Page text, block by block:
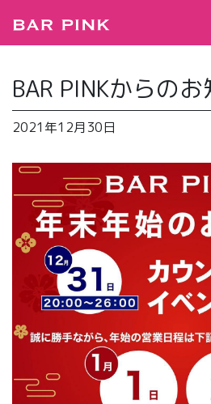
BAR PINKからの
2021年12月30日